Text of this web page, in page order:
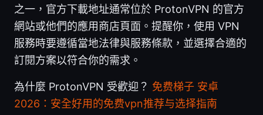
之一，官方下載地址通常位於 ProtonVPN 的官方
網站或他們的應用商店頁面。提醒你，使用 VPN
服務時要遵循當地法律與服務條款，並選擇合適的
訂閱方案以符合你的需求。
為什麼 ProtonVPN 受歡迎？ 免费梯子 安卓
2026：安全好用的免费vpn推荐与选择指南